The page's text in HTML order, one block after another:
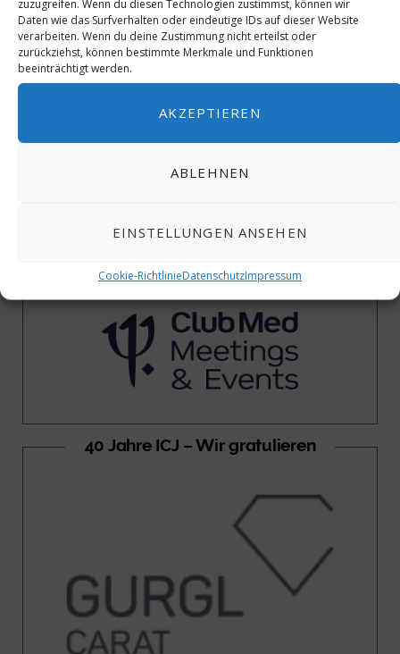
zuzugreifen. Wenn du diesen Technologien zustimmst, können wir
Daten wie das Surfverhalten oder eindeutige IDs auf dieser Website
verarbeiten. Wenn du deine Zustimmung nicht erteilst oder
zurückziehst, können bestimmte Merkmale und Funktionen
beeinträchtigt werden.
AKZEPTIEREN
ABLEHNEN
EINSTELLUNGEN ANSEHEN
Cookie-RichtlinieDatenschutzImpressum
40 Jahre ICJ – Wir gratulieren
40 Jahre ICJ – Wir gratulieren